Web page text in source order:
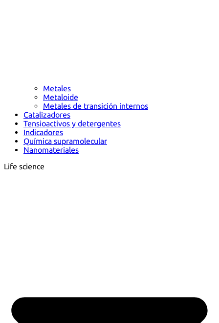
Metales
Metaloide
Metales de transición internos
Catalizadores
Tensioactivos y detergentes
Indicadores
Química supramolecular
Nanomateriales
Life science